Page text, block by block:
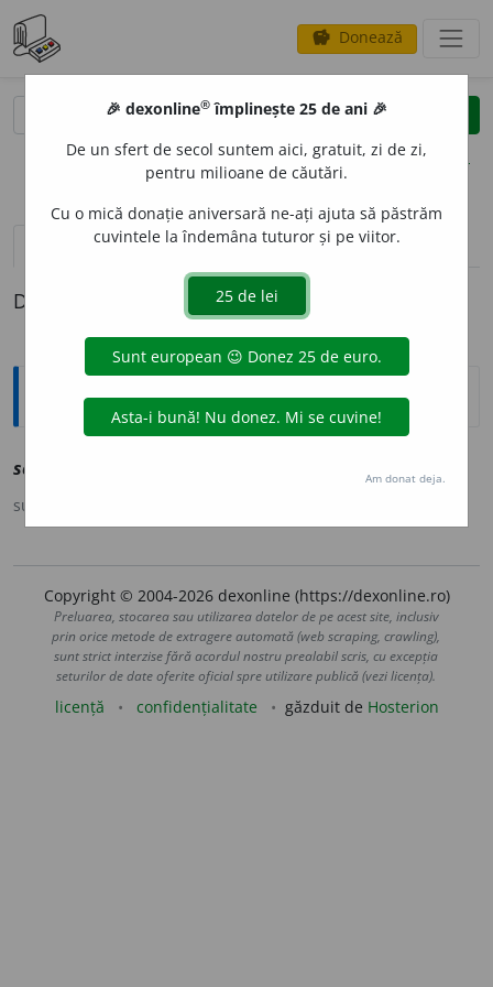
savings Donează
clear
opțiuni
definiții (1)
Definiția cu ID-ul 1229018:
Explicative DEX
scamot
sursa:
Copyright © 2004-2026 dexonline (https://dexonline.ro)
Preluarea, stocarea sau utilizarea datelor de pe acest site, inclusiv
prin orice metode de extragere automată (web scraping, crawling),
sunt strict interzise fără acordul nostru prealabil scris, cu excepția
seturilor de date oferite oficial spre utilizare publică (vezi licența).
licență confidențialitate găzduit de Hosterion
🎉 dexonline® împlinește 25 de ani 🎉
De un sfert de secol suntem aici, gratuit, zi de zi,
pentru milioane de căutări.
Cu o mică donație aniversară ne-ați ajuta să păstrăm
cuvintele la îndemâna tuturor și pe viitor.
Am donat deja.